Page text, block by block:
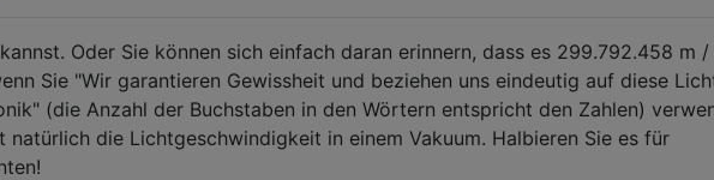
Oder Sie können sich einfach daran erinnern, dass es 299.792.458 m /
Sie "Wir garantieren Gewissheit und beziehen uns eindeutig auf diese
(die Anzahl der Buchstaben in den Wörtern entspricht den Zahlen)
natürlich die Lichtgeschwindigkeit in einem Vakuum. Halbieren Sie es für